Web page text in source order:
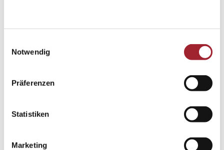
Notwendig
Präferenzen
Statistiken
Marketing